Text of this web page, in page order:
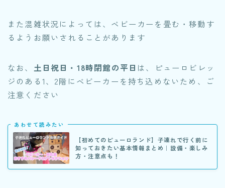
また混雑状況によっては、ベビーカーを畳む・移動す
るようお願いされることがあります
なお、 土日祝日・18時閉館の平日 は、ピューロビレッ
ジのある1、2階にベビーカーを持ち込めないため、ご
注意ください
あわせて読みたい
【初めてのピューロランド】子連れで行く前に
知っておきたい基本情報まとめ｜設備・楽しみ
方・注意点も！